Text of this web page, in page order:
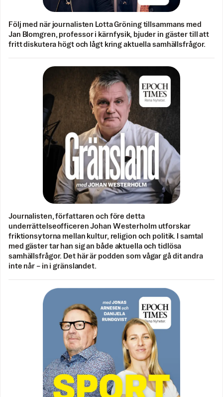
Följ med när journalisten Lotta Gröning tillsammans med
Jan Blomgren, professor i kärnfysik, bjuder in gäster till att
fritt diskutera högt och lågt kring aktuella samhällsfrågor.
Journalisten, författaren och före detta
underrättelseofficeren Johan Westerholm utforskar
friktionsytorna mellan kultur, religion och politik. I samtal
med gäster tar han sig an både aktuella och tidlösa
samhällsfrågor. Det här är podden som vågar gå dit andra
inte når – in i gränslandet.